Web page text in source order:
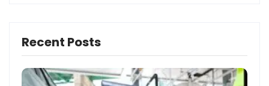
Recent Posts